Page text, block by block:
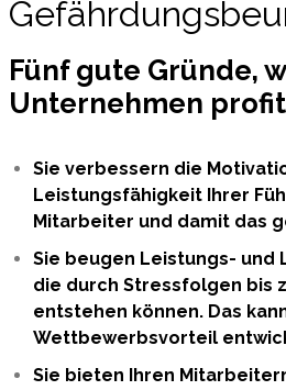
Fünf gute Gründe,
Unternehmen
Sie verbessern die
Leistungsfähigkeit Ihrer
Mitarbeiter und damit das
Sie beugen Leistungs- und
die durch Stressfolgen bis
entstehen können. Das
Wettbewerbsvorteil
Sie bieten Ihren